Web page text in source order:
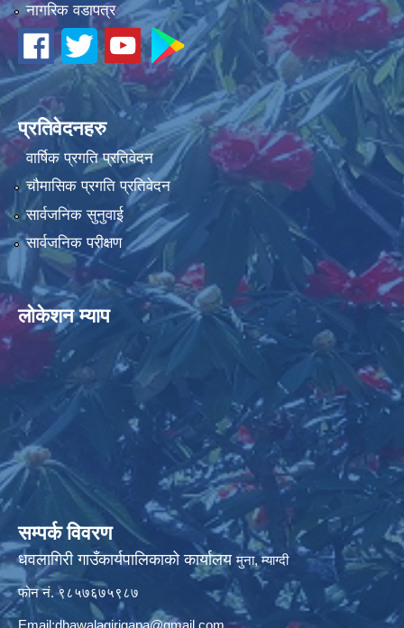
नागरिक वडापत्र
प्रतिवेदनहरु
वार्षिक प्रगति प्रतिवेदन
चौमासिक प्रगति प्रतिवेदन
सार्वजनिक सुनुवाई
सार्वजनिक परीक्षण
लोकेशन म्याप
सम्पर्क विवरण
धवलागिरी गाउँकार्यपालिकाको कार्यालयमुना, म्याग्दी
फोन नं. ९८५७६७५९८७